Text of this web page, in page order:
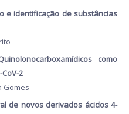
e identificação de substâncias
como
2
Gomes
de novos derivados ácidos 4-